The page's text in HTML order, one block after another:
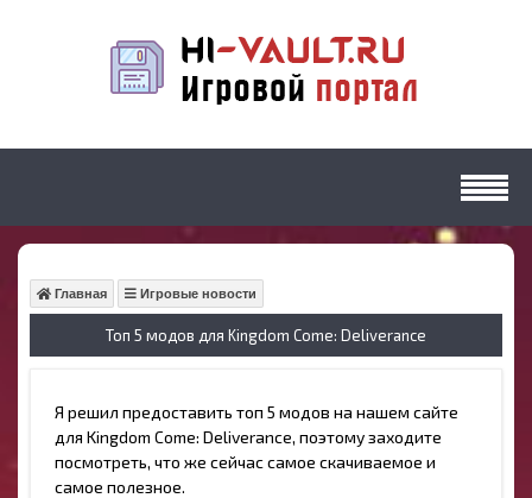
Главная Игровые новости
Топ 5 модов для Kingdom Come: Deliverance
Я решил предоставить топ 5 модов на нашем сайте
для Kingdom Come: Deliverance, поэтому заходите
посмотреть, что же сейчас самое скачиваемое и
самое полезное.